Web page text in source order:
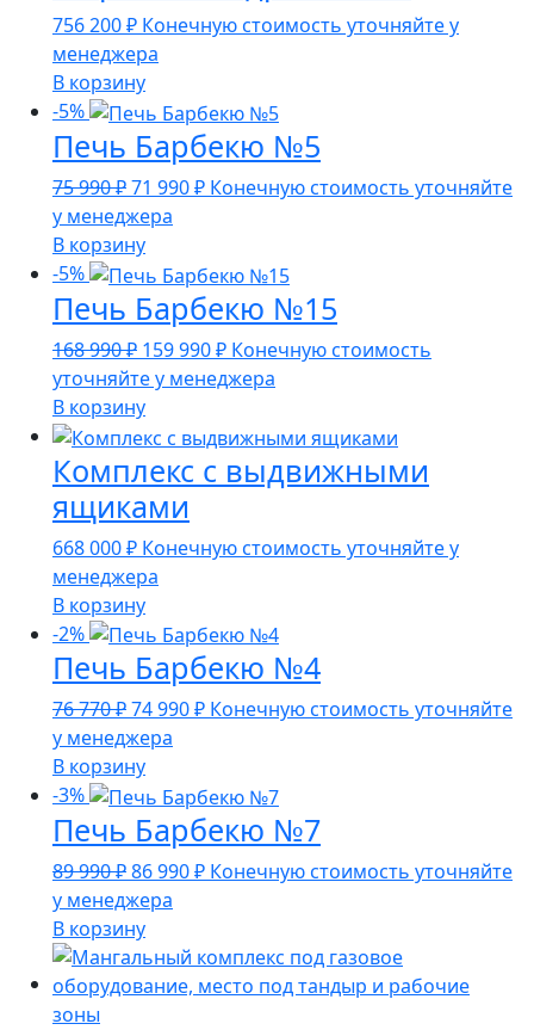
756 200₽ Конечную стоимость уточняйте у
менеджера
В корзину
-5%
Печь Барбекю №5
75 990₽Первоначальная
цена
составляла
75
990 ₽.
71 990₽Текущая
990 ₽.
Конечную стоимость уточняйте
у менеджера
В корзину
-5%
Печь Барбекю №15
168 990₽ Первоначальная
цена
составляла
168
990 ₽.
159 990₽Текущая
цена:
990 ₽.
Конечную стоимость
уточняйте у менеджера
В корзину
Комплекс с выдвижными
ящиками
668 000₽ Конечную стоимость уточняйте у
менеджера
В корзину
-2%
Печь Барбекю №4
76 770₽Первоначальная
цена
составляла
76
770 ₽.
74 990₽Текущая
990 ₽.
Конечную стоимость уточняйте
у менеджера
В корзину
-3%
Печь Барбекю №7
89 990₽Первоначальная
цена
составляла
89
990 ₽.
86 990₽Текущая
990 ₽.
Конечную стоимость уточняйте
у менеджера
В корзину